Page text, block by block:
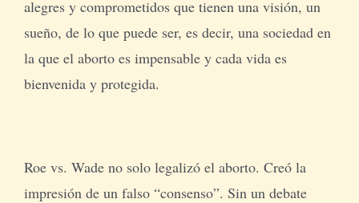
alegres y comprometidos que tienen una visión, un
sueño, de lo que puede ser, es decir, una sociedad en
la que el aborto es impensable y cada vida es
bienvenida y protegida.
Roe vs. Wade no solo legalizó el aborto. Creó la
impresión de un falso “consenso”. Sin un debate